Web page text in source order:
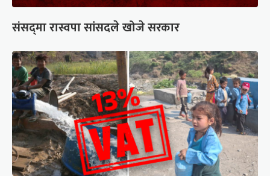
संसद्‍मा रास्वपा सांसदले खोजे सरकार